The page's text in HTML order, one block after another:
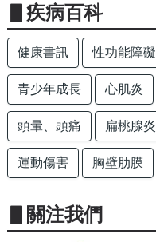
▋疾病百科
健康書訊 性功能障礙
青少年成長 心肌炎
頭暈、頭痛 扁桃腺炎
運動傷害 胸壁肋膜
▋關注我們